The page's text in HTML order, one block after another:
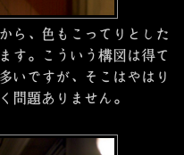
ら、色もこってりとした
す。こういう構図は得て
いですが、そこはやはり
問題ありません。